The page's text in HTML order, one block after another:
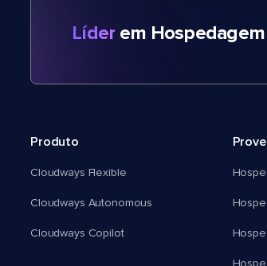
Líder em
Produto
Cloudways Flexible
Cloudways Autonomous
Cloudways Copilot